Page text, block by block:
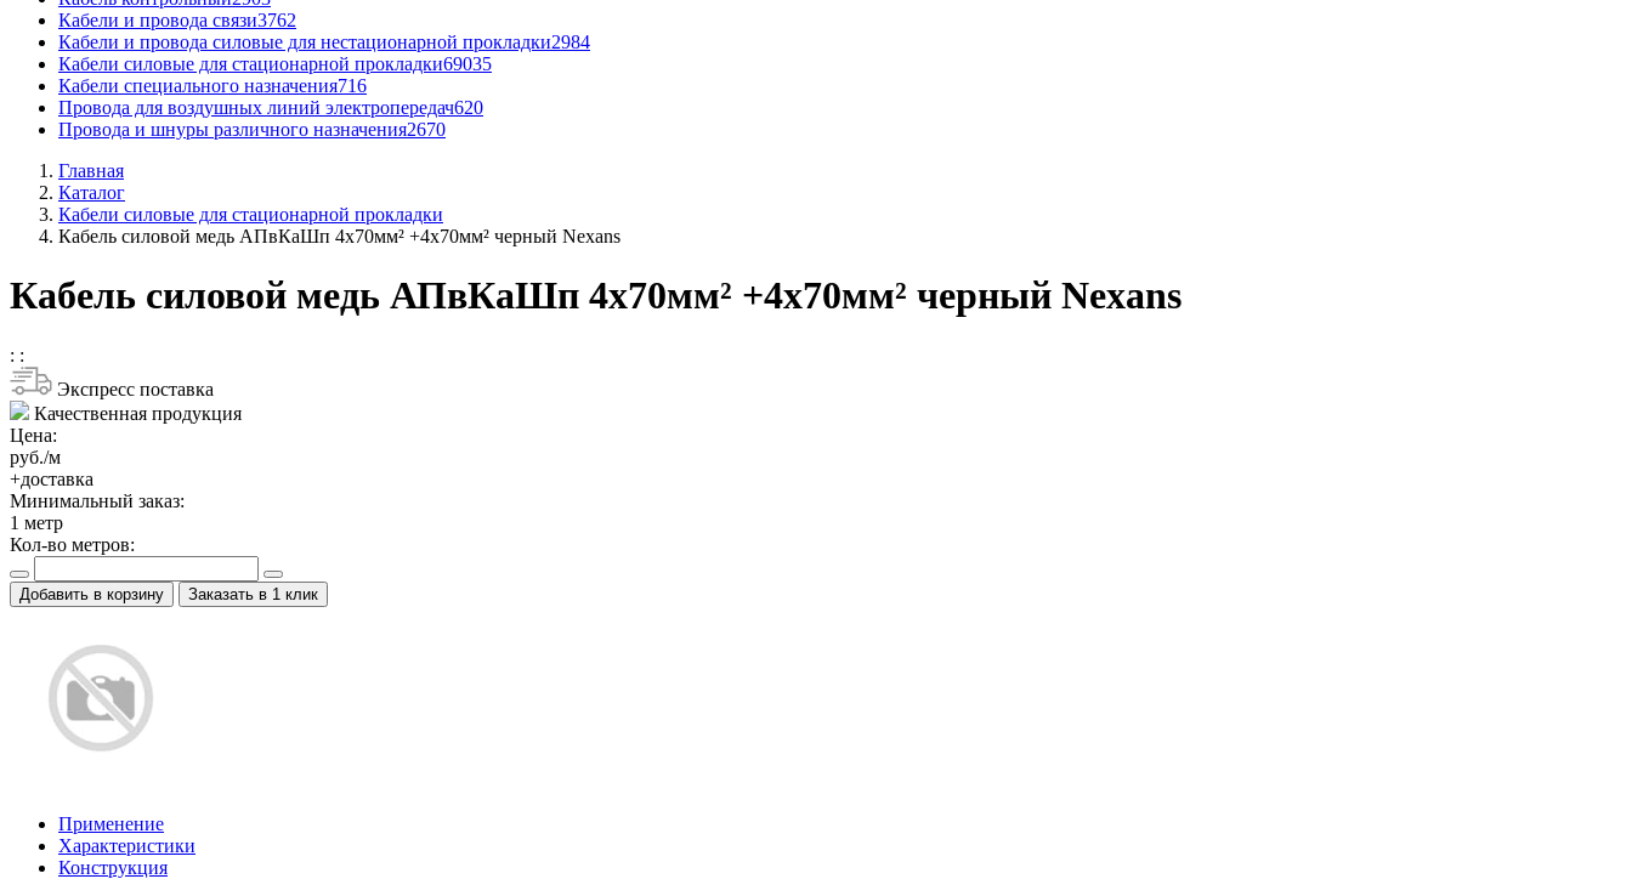
Кабели и провода связи3762
Кабели и провода силовые для нестационарной прокладки2984
Кабели силовые для стационарной прокладки69035
Кабели специального назначения716
Провода для воздушных линий электропередач620
Провода и шнуры различного назначения2670
Главная
Каталог
Кабели силовые для стационарной прокладки
Кабель силовой медь АПвКаШп 4x70мм² +4x70мм² черный Nexans
Кабель силовой медь АПвКаШп 4x70мм² +4x70мм² черный Nexans
: :
Экспресс поставка
Качественная продукция
Цена:
руб./м
+доставка
Минимальный заказ:
1 метр
Кол-во метров:
Добавить в корзину Заказать в 1 клик
Применение
Характеристики
Конструкция